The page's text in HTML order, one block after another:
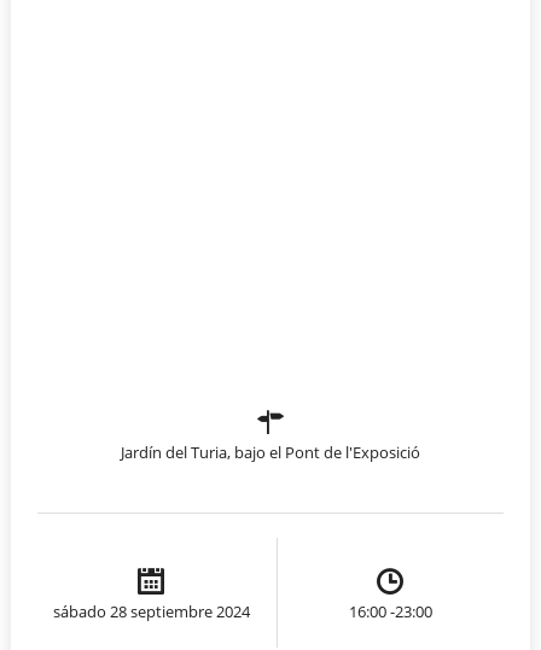
Jardín del Turia, bajo el Pont de l'Exposició
sábado 28 septiembre 2024 16:00 -23:00